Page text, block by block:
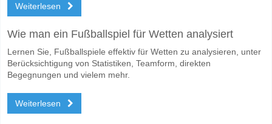
Weiterlesen
Wie man ein Fußballspiel für Wetten analysiert
Lernen Sie, Fußballspiele effektiv für Wetten zu analysieren, unter
Berücksichtigung von Statistiken, Teamform, direkten
Begegnungen und vielem mehr.
Weiterlesen